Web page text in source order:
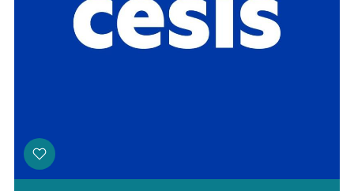
ThreadsFacebookYoutube
X Instagram
Flick